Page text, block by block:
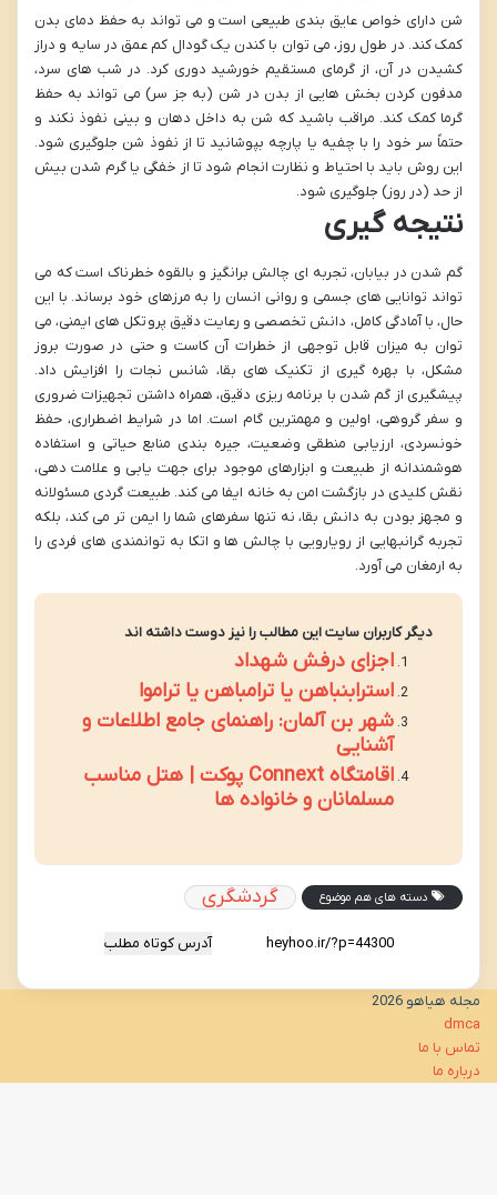
شن دارای خواص عایق بندی طبیعی است و می تواند به حفظ دمای بدن
کمک کند. در طول روز، می توان با کندن یک گودال کم عمق در سایه و دراز
کشیدن در آن، از گرمای مستقیم خورشید دوری کرد. در شب های سرد،
مدفون کردن بخش هایی از بدن در شن (به جز سر) می تواند به حفظ
گرما کمک کند. مراقب باشید که شن به داخل دهان و بینی نفوذ نکند و
حتماً سر خود را با چفیه یا پارچه بپوشانید تا از نفوذ شن جلوگیری شود.
این روش باید با احتیاط و نظارت انجام شود تا از خفگی یا گرم شدن بیش
از حد (در روز) جلوگیری شود.
نتیجه گیری
گم شدن در بیابان، تجربه ای چالش برانگیز و بالقوه خطرناک است که می
تواند توانایی های جسمی و روانی انسان را به مرزهای خود برساند. با این
حال، با آمادگی کامل، دانش تخصصی و رعایت دقیق پروتکل های ایمنی، می
توان به میزان قابل توجهی از خطرات آن کاست و حتی در صورت بروز
مشکل، با بهره گیری از تکنیک های بقا، شانس نجات را افزایش داد.
پیشگیری از گم شدن با برنامه ریزی دقیق، همراه داشتن تجهیزات ضروری
و سفر گروهی، اولین و مهمترین گام است. اما در شرایط اضطراری، حفظ
خونسردی، ارزیابی منطقی وضعیت، جیره بندی منابع حیاتی و استفاده
هوشمندانه از طبیعت و ابزارهای موجود برای جهت یابی و علامت دهی،
نقش کلیدی در بازگشت امن به خانه ایفا می کند. طبیعت گردی مسئولانه
و مجهز بودن به دانش بقا، نه تنها سفرهای شما را ایمن تر می کند، بلکه
تجربه گرانبهایی از رویارویی با چالش ها و اتکا به توانمندی های فردی را
به ارمغان می آورد.
دیگر کاربران سایت این مطالب را نیز دوست داشته اند
اجزای درفش شهداد
استرابنباهن یا ترامباهن یا تراموا
شهر بن آلمان: راهنمای جامع اطلاعات و
آشنایی
اقامتگاه Connext پوکت | هتل مناسب
مسلمانان و خانواده ها
دسته های هم موضوع گردشگری
آدرس کوتاه مطلب
مجله هیاهو 2026
dmca
تماس با ما
درباره ما